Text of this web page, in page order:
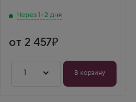
Через 1-2 дня
от 2 457
1 В корзину